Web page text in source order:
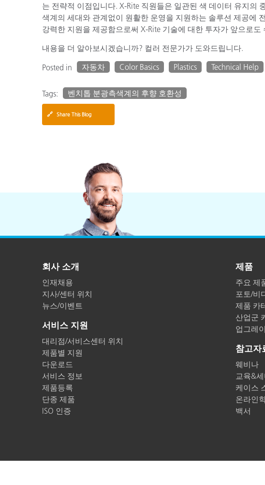
는 전략적 이점입니다. X-Rite 직원들은 일관된 색 데이터 유지의
색계의 세대와 관계없이 원활한 운영을 지원하는 솔루션 제공에
강력한 지원을 제공함으로써 X-Rite 기술에 대한 투자가 앞으로
내용을 더 알아보시겠습니까? 컬러 전문가가 도와드립니다.
Posted in
자동차 Color Basics Plastics Technical Help
Tags: 벤치톱 분광측색계의 후향 호환성
🔗 Share This Blog
회사 소개
인재채용
지사/센터 위치
뉴스/이벤트
서비스 지원
대리점/서비스센터 위치
제품별 지원
다운로드
서비스 정보
제품등록
단종 제품
ISO 인증
제품
주요 제
포토/비
제품 카
산업군
업그레
참고자
웨비나
교육&
케이스
온라인
백서